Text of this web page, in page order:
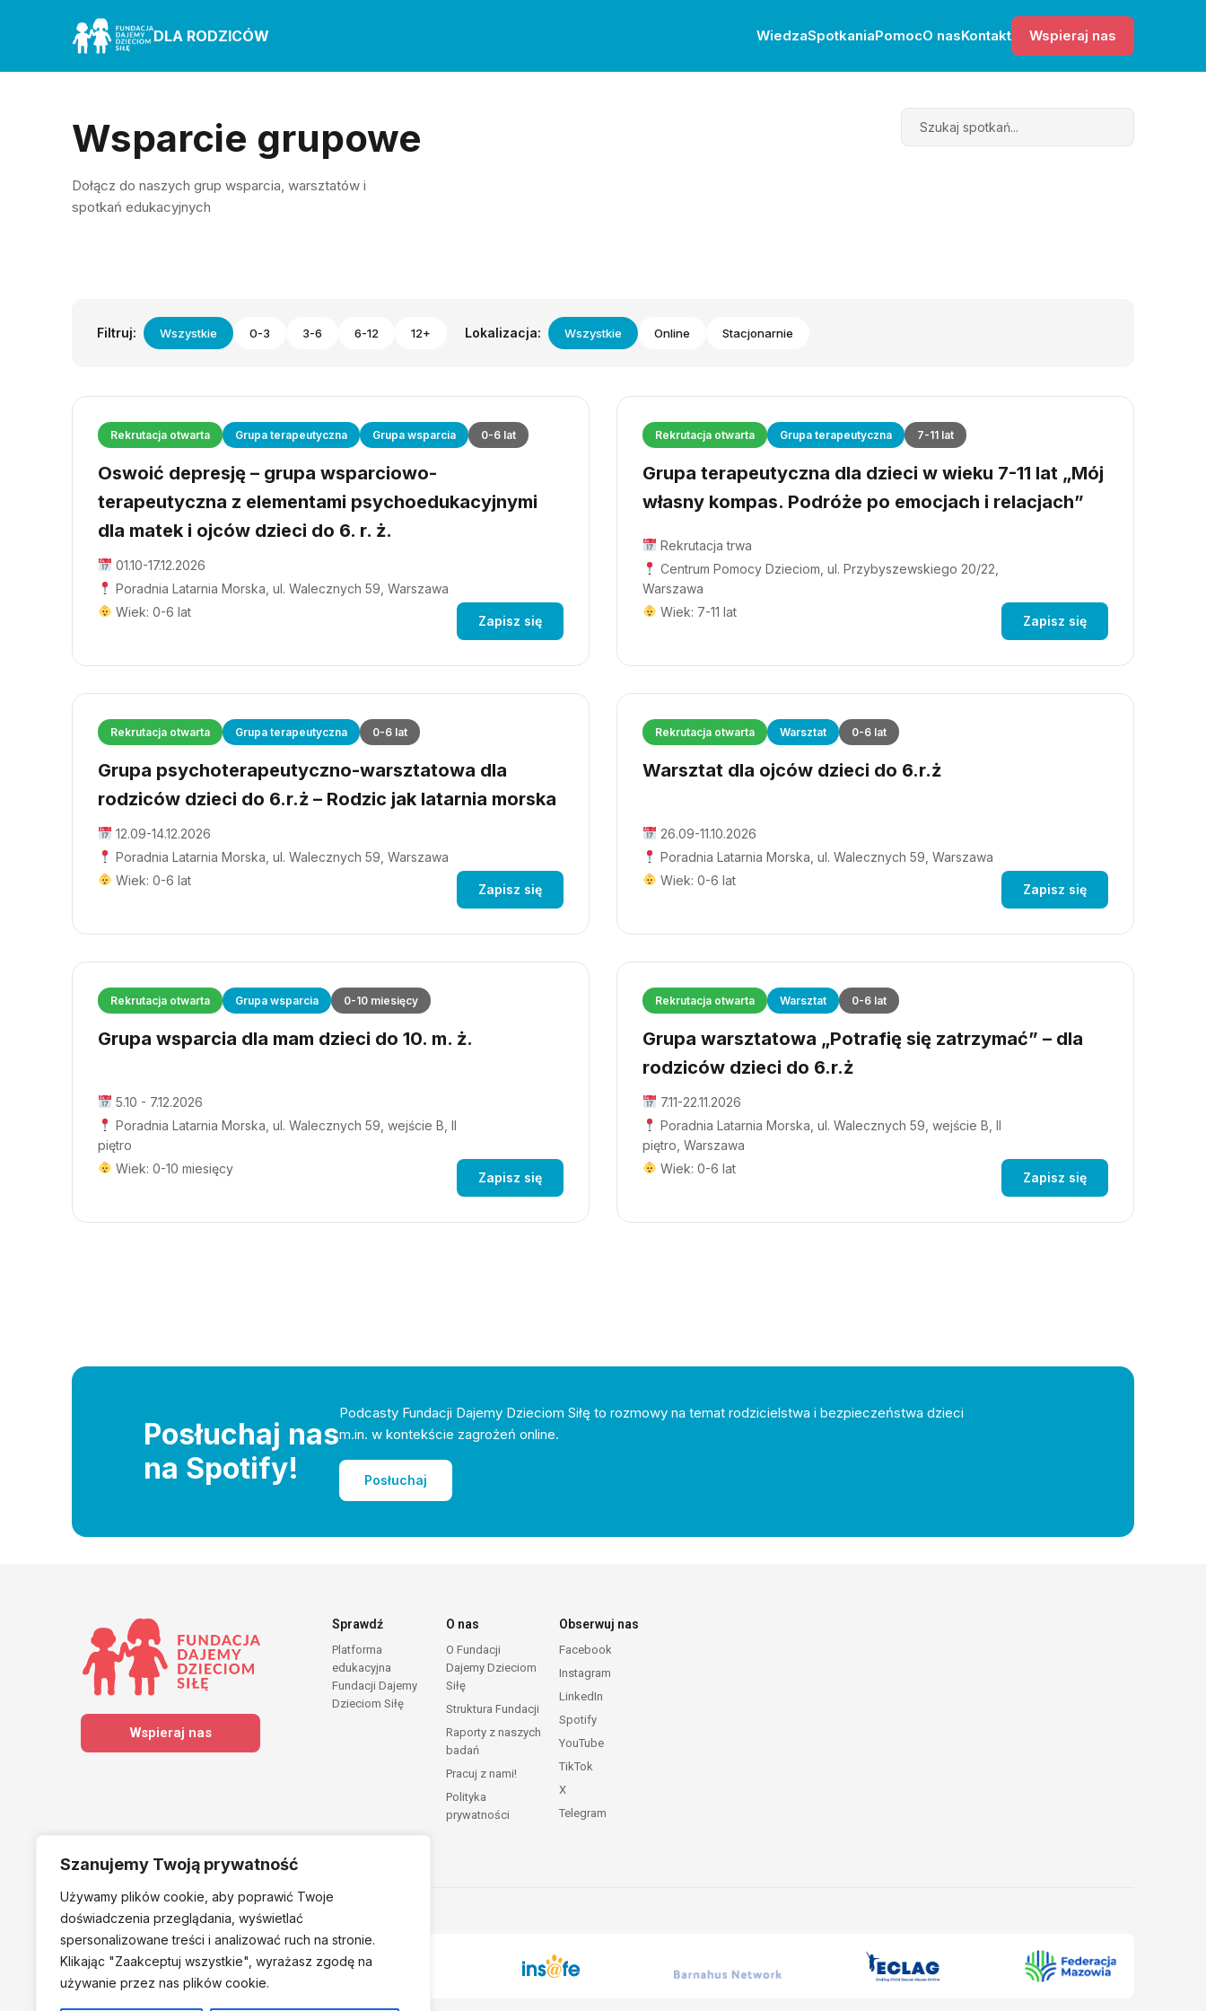
Szanujemy Twoją prywatność
Używamy plików cookie, aby poprawić Twoje
doświadczenia przeglądania, wyświetlać
spersonalizowane treści i analizować ruch na stronie.
Klikając "Zaakceptuj wszystkie", wyrażasz zgodę na
używanie przez nas plików cookie.
DLA RODZICÓW WiedzaSpotkaniaPomocO nasKontakt Wspieraj nas
Wsparcie grupowe
Dołącz do naszych grup wsparcia, warsztatów i
spotkań edukacyjnych
Search
Filtruj: Wszystkie 0-3 3-6 6-12 12+ Lokalizacja: Wszystkie Online Stacjonarnie
Rekrutacja otwarta Grupa terapeutyczna Grupa wsparcia 0-6 lat
Oswoić depresję – grupa wsparciowo-
terapeutyczna z elementami psychoedukacyjnymi
dla matek i ojców dzieci do 6. r. ż.
01.10-17.12.2026
Poradnia Latarnia Morska, ul. Walecznych 59, Warszawa
Wiek: 0-6 lat
Zapisz się
Rekrutacja otwarta Grupa terapeutyczna 7-11 lat
Grupa terapeutyczna dla dzieci w wieku 7-11 lat „Mój
własny kompas. Podróże po emocjach i relacjach”
Rekrutacja trwa
Centrum Pomocy Dzieciom, ul. Przybyszewskiego 20/22,
Warszawa
Wiek: 7-11 lat
Zapisz się
Rekrutacja otwarta Grupa terapeutyczna 0-6 lat
Grupa psychoterapeutyczno-warsztatowa dla
rodziców dzieci do 6.r.ż – Rodzic jak latarnia morska
12.09-14.12.2026
Poradnia Latarnia Morska, ul. Walecznych 59, Warszawa
Wiek: 0-6 lat
Zapisz się
Rekrutacja otwarta Warsztat 0-6 lat
Warsztat dla ojców dzieci do 6.r.ż
26.09-11.10.2026
Poradnia Latarnia Morska, ul. Walecznych 59, Warszawa
Wiek: 0-6 lat
Zapisz się
Rekrutacja otwarta Grupa wsparcia 0-10 miesięcy
Grupa wsparcia dla mam dzieci do 10. m. ż.
5.10 - 7.12.2026
Poradnia Latarnia Morska, ul. Walecznych 59, wejście B, II
piętro
Wiek: 0-10 miesięcy
Zapisz się
Rekrutacja otwarta Warsztat 0-6 lat
Grupa warsztatowa „Potrafię się zatrzymać” – dla
rodziców dzieci do 6.r.ż
7.11-22.11.2026
Poradnia Latarnia Morska, ul. Walecznych 59, wejście B, II
piętro, Warszawa
Wiek: 0-6 lat
Zapisz się
Posłuchaj nas
na Spotify!
Podcasty Fundacji Dajemy Dzieciom Siłę to rozmowy na temat rodzicielstwa i bezpieczeństwa dzieci
m.in. w kontekście zagrożeń online.
Posłuchaj
Wspieraj nas
Sprawdź
Platforma
edukacyjna
Fundacji Dajemy
Dzieciom Siłę
O nas
O Fundacji
Dajemy Dzieciom
Siłę
Struktura Fundacji
Raporty z naszych
badań
Pracuj z nami!
Polityka
prywatności
Obserwuj nas
Facebook
Instagram
LinkedIn
Spotify
YouTube
TikTok
X
Telegram
Należymy do